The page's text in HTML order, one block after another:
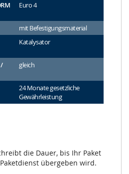
Euro 4
mit Befestigungsmaterial
Katalysator
gleich
24 Monate gesetzliche
Gewährleistung
die Dauer, bis Ihr Paket
übergeben wird.